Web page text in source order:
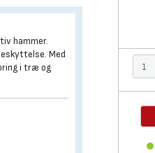
hammer.
Med
i træ og